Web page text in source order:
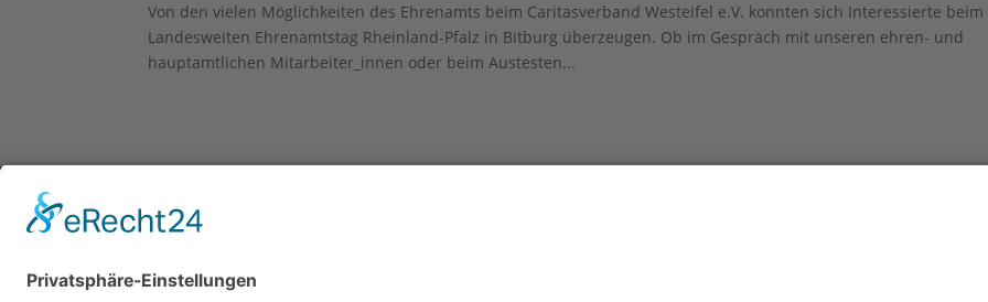
Von den vielen Möglichkeiten des Ehrenamts beim Caritasverband Westeifel e.V. konnten sich Interessierte beim
Landesweiten Ehrenamtstag Rheinland-Pfalz in Bitburg überzeugen. Ob im Gespräch mit unseren ehren- und
hauptamtlichen Mitarbeiter_innen oder beim Austesten...